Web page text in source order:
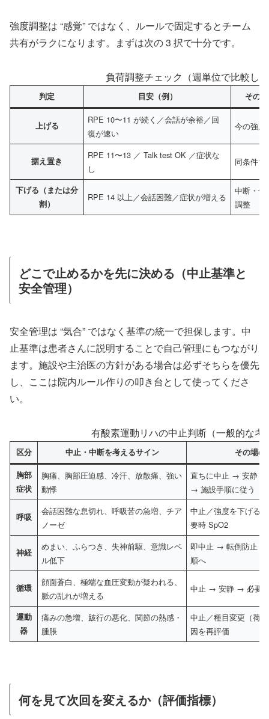
強度調整は “感覚” ではなく、ルールで固定するとチーム
共有がラクになります。まずは次の 3 択で十分です。
負荷調整チェック（週単位で比較し
判定 目安（例） その
上げる
RPE 10〜11 が続く／会話が余裕／回
復が速い
今の強度
据え置き
RPE 11〜13 ／ Talk test OK ／症状な
し
同条件で
下げる（または分
割）
RPE 14 以上／会話困難／症状が増える
中断・休
調整
どこで止めるかを先に決める（中止基準と
安全管理）
安全管理は “気合” ではなく基準の統一で担保します。中
止基準は患者さんに説明することで自己管理にもつながり
ます。施設や主治医の方針がある場合は必ずそちらを優先
し、ここは院内ルール作りの叩き台として使ってくださ
い。
有酸素運動リハの中止判断（一般的な考
区分 中止・中断を考えるサイン その場の
胸部
症状
胸痛、胸部圧迫感、冷汗、放散痛、強い
動悸
直ちに中止 → 安静 →
→ 施設手順に従う
呼吸
会話困難な息切れ、呼吸苦の急増、チア
ノーゼ
中止／強度を下げる
要時 SpO2
神経
めまい、ふらつき、失神前駆、意識レベ
ル低下
即中止 → 転倒防止
順へ
循環
顔面蒼白、極端な血圧変動が疑われる、
脈の乱れが増える
中止 → 安静 → 必要
運動
器
痛みの急増、跛行の悪化、関節の熱感・
腫脹
中止／種目変更（荷
因を再評価
何を見て次回を変えるか（評価指標）